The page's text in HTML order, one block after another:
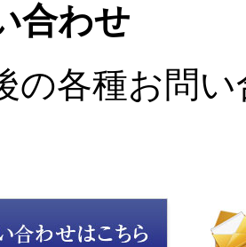
合わせ
の各種お問